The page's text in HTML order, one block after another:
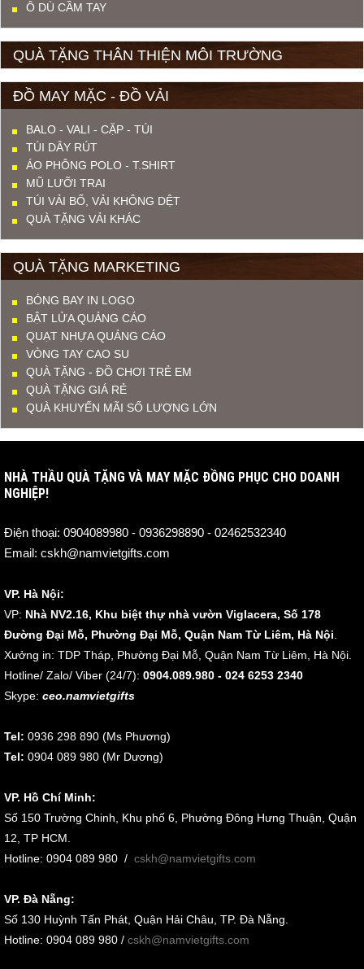
Ô DÙ CẦM TAY
QUÀ TẶNG THÂN THIỆN MÔI TRƯỜNG
ĐỒ MAY MẶC - ĐỒ VẢI
BALO - VALI - CẶP - TÚI
TÚI DÂY RÚT
ÁO PHÔNG POLO - T.SHIRT
MŨ LƯỠI TRAI
TÚI VẢI BỐ, VẢI KHÔNG DỆT
QUÀ TẶNG VẢI KHÁC
QUÀ TẶNG MARKETING
BÓNG BAY IN LOGO
BẬT LỬA QUẢNG CÁO
QUẠT NHỰA QUẢNG CÁO
VÒNG TAY CAO SU
QUÀ TẶNG - ĐỒ CHƠI TRẺ EM
QUÀ TẶNG GIÁ RẺ
QUÀ KHUYẾN MÃI SỐ LƯỢNG LỚN
NHÀ THẦU QUÀ TẶNG VÀ MAY MẶC ĐỒNG PHỤC CHO DOANH
NGHIỆP!
Điện thoại: 0904089980 - 0936298890 - 02462532340
Email: cskh@namvietgifts.com
VP. Hà Nội:
VP: Nhà NV2.16, Khu biệt thự nhà vườn Viglacera, Số 178
Đường Đại Mỗ, Phường Đại Mỗ, Quận Nam Từ Liêm, Hà Nội.
Xưởng in: TDP Tháp, Phường Đại Mỗ, Quận Nam Từ Liêm, Hà Nội.
Hotline/ Zalo/ Viber (24/7): 0904.089.980 - 024 6253 2340
Skype: ceo.namvietgifts
Tel: 0936 298 890 (Ms Phương)
Tel: 0904 089 980 (Mr Dương)
VP. Hồ Chí Minh:
Số 150 Trường Chinh, Khu phố 6, Phường Đông Hưng Thuận, Quận
12, TP HCM.
Hotline: 0904 089 980 / cskh@namvietgifts.com
VP. Đà Nẵng:
Số 130 Huỳnh Tấn Phát, Quận Hải Châu, TP. Đà Nẵng.
Hotline: 0904 089 980 / cskh@namvietgifts.com